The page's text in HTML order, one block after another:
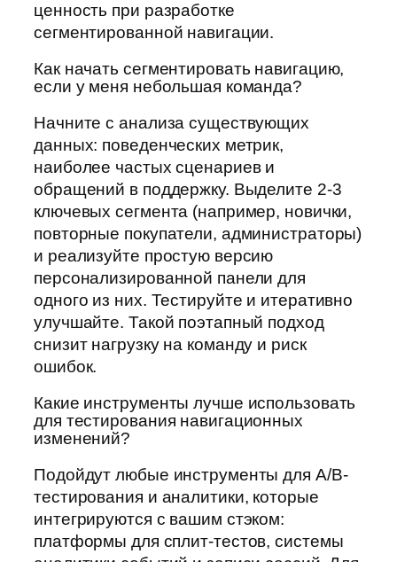
ценность при разработке
сегментированной навигации.
Как начать сегментировать навигацию,
если у меня небольшая команда?
Начните с анализа существующих
данных: поведенческих метрик,
наиболее частых сценариев и
обращений в поддержку. Выделите 2-3
ключевых сегмента (например, новички,
повторные покупатели, администраторы)
и реализуйте простую версию
персонализированной панели для
одного из них. Тестируйте и итеративно
улучшайте. Такой поэтапный подход
снизит нагрузку на команду и риск
ошибок.
Какие инструменты лучше использовать
для тестирования навигационных
изменений?
Подойдут любые инструменты для A/B-
тестирования и аналитики, которые
интегрируются с вашим стэком:
платформы для сплит-тестов, системы